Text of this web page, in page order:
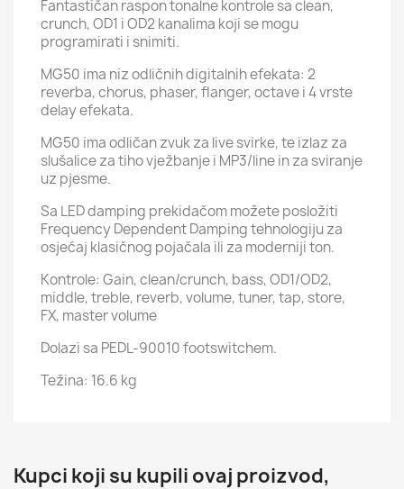
Fantastičan raspon tonalne kontrole sa clean,
crunch, OD1 i OD2 kanalima koji se mogu
programirati i snimiti.
MG50 ima niz odličnih digitalnih efekata: 2
reverba, chorus, phaser, flanger, octave i 4 vrste
delay efekata.
MG50 ima odličan zvuk za live svirke, te izlaz za
slušalice za tiho vježbanje i MP3/line in za sviranje
uz pjesme.
Sa LED damping prekidačom možete posložiti
Frequency Dependent Damping tehnologiju za
osjećaj klasičnog pojačala ili za moderniji ton.
Kontrole: Gain, clean/crunch, bass, OD1/OD2,
middle, treble, reverb, volume, tuner, tap, store,
FX, master volume
Dolazi sa PEDL-90010 footswitchem.
Težina: 16.6 kg
Kupci koji su kupili ovaj proizvod,